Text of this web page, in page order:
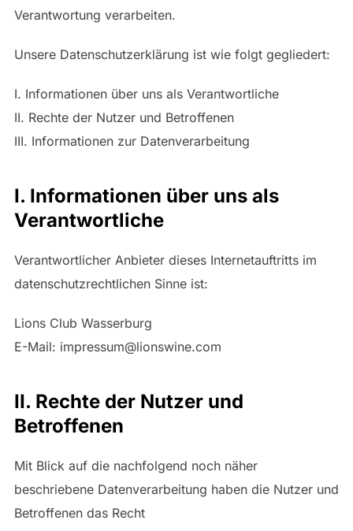
Verantwortung verarbeiten.
Unsere Datenschutzerklärung ist wie folgt gegliedert:
I. Informationen über uns als Verantwortliche
II. Rechte der Nutzer und Betroffenen
III. Informationen zur Datenverarbeitung
I. Informationen über uns als
Verantwortliche
Verantwortlicher Anbieter dieses Internetauftritts im
datenschutzrechtlichen Sinne ist:
Lions Club Wasserburg
E-Mail: impressum@lionswine.com
II. Rechte der Nutzer und
Betroffenen
Mit Blick auf die nachfolgend noch näher
beschriebene Datenverarbeitung haben die Nutzer und
Betroffenen das Recht